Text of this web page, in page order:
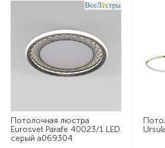
Потолочная люстра
Eurosvet Parafe 40023/1 LED
серый a069304